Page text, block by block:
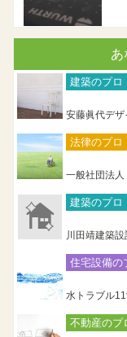
あ
建築のプロ
安藤眞代デザ
法律のプロ
一般社団法
建築のプロ
川田靖建築
住宅設備の
水トラブル
不動産のプ